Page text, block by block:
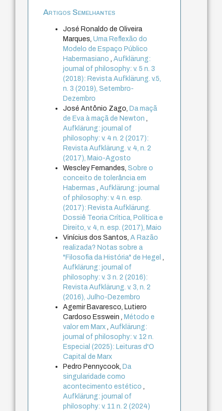
Artigos Semelhantes
José Ronaldo de Oliveira
Marques,Uma Reflexão do
Modelo de Espaço Público
Habermasiano,Aufklärung:
journal of philosophy: v. 5 n. 3
(2018): Revista Aufklärung. v.5,
n. 3 (2019), Setembro-
Dezembro
José Antônio Zago, Da maçã
de Eva à maçã de Newton,
Aufklärung: journal of
philosophy: v. 4 n. 2 (2017):
Revista Aufklärung. v. 4, n. 2
(2017), Maio-Agosto
Wescley Fernandes,Sobre o
conceito de tolerância em
Habermas,Aufklärung: journal
of philosophy: v. 4 n. esp.
(2017): Revista Aufklärung.
Dossiê Teoria Crítica, Política e
Direito, v. 4, n. esp. (2017), Maio
Vinícius dos Santos,A Razão
realizada? Notas sobre a
"Filosofia da História" de Hegel,
Aufklärung: journal of
philosophy: v. 3 n. 2 (2016):
Revista Aufklärung. v. 3, n. 2
(2016), Julho-Dezembro
Agemir Bavaresco, Lutiero
Cardoso Esswein , Método e
valor em Marx,Aufklärung:
journal of philosophy: v. 12 n.
Especial (2025): Leituras d'O
Capital de Marx
Pedro Pennycook, Da
singularidade como
acontecimento estético,
Aufklärung: journal of
philosophy: v. 11 n. 2 (2024)